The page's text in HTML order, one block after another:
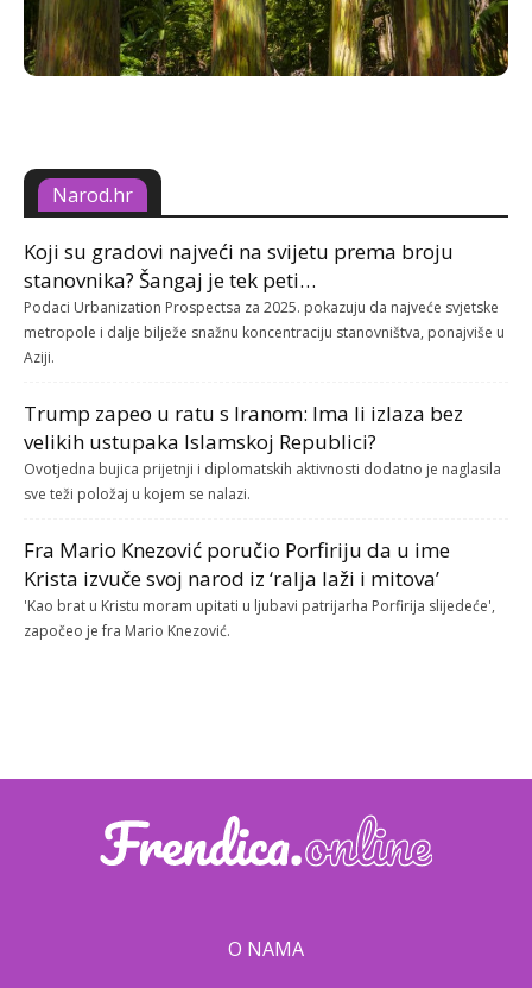
Narod.hr
Koji su gradovi najveći na svijetu prema broju
stanovnika? Šangaj je tek peti…
Podaci Urbanization Prospectsa za 2025. pokazuju da najveće svjetske
metropole i dalje bilježe snažnu koncentraciju stanovništva, ponajviše u
Aziji.
Trump zapeo u ratu s Iranom: Ima li izlaza bez
velikih ustupaka Islamskoj Republici?
Ovotjedna bujica prijetnji i diplomatskih aktivnosti dodatno je naglasila
sve teži položaj u kojem se nalazi.
Fra Mario Knezović poručio Porfiriju da u ime
Krista izvuče svoj narod iz ‘ralja laži i mitova’
'Kao brat u Kristu moram upitati u ljubavi patrijarha Porfirija slijedeće',
započeo je fra Mario Knezović.
O NAMA